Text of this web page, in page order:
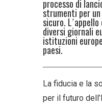
processo di
strumenti per
sicuro.
diversi giornali
istituzioni
paesi.
La fiducia e la
per il futuro